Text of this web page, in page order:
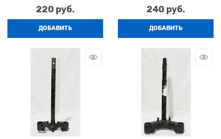
220 руб.
ДОБАВИТЬ
240 руб.
ДОБАВИТЬ